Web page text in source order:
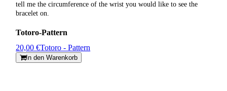
tell me the circumference of the wrist you would like to see the
bracelet on.
Totoro-Pattern
20,00 €Totoro - Pattern
In den Warenkorb